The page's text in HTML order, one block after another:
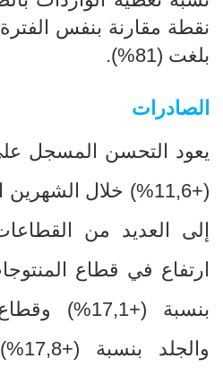
بلغت (81%).
الصادرات
يعود التحسن المسجل
(+11,6
%) خلال الشهرين
إلى العديد من
ارتفاع في قطاع
بنسبة +)
17,1
%
)
والجلد بنسبة (+17,8
%